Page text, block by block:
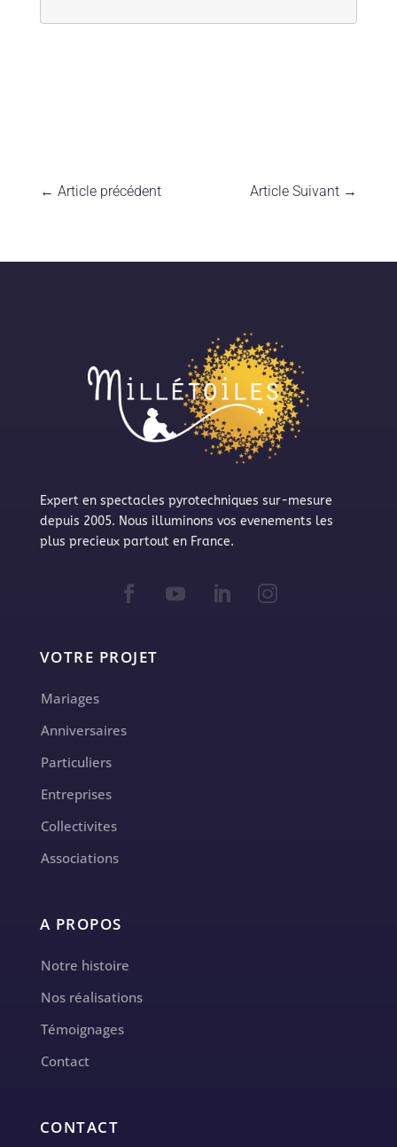
← Article précédent Article Suivant →
Expert en spectacles pyrotechniques sur-mesure
depuis 2005. Nous illuminons vos evenements les
plus precieux partout en France.
VOTRE PROJET
Mariages
Anniversaires
Particuliers
Entreprises
Collectivites
Associations
A PROPOS
Notre histoire
Nos réalisations
Témoignages
Contact
CONTACT